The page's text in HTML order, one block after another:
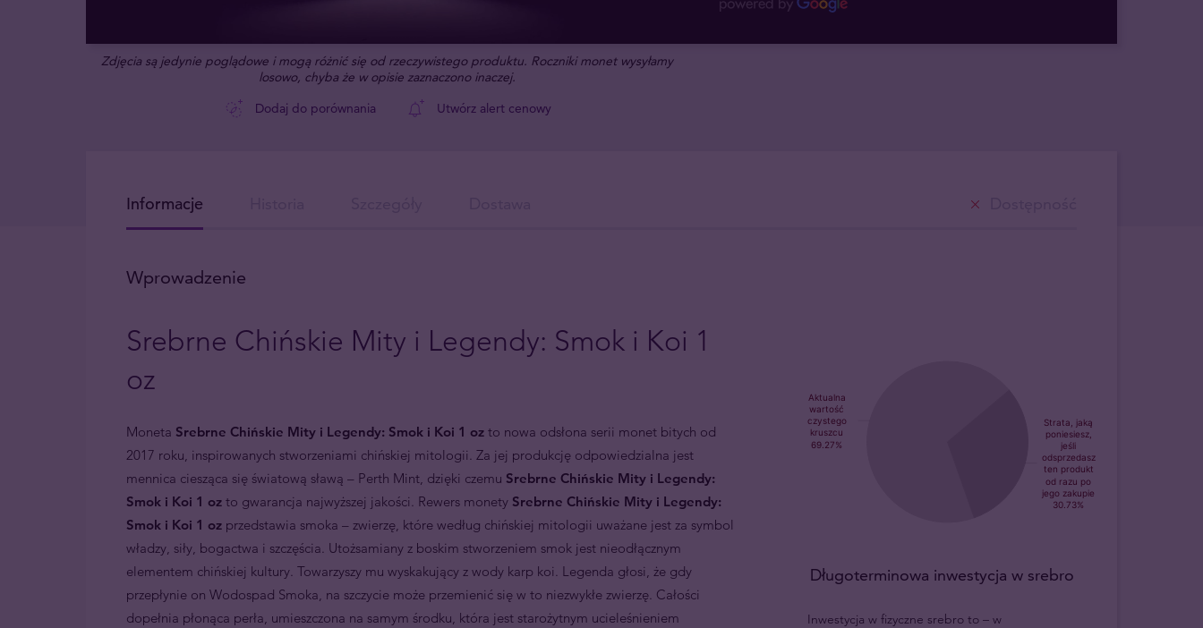
Zdjęcia są jedynie poglądowe i mogą różnić się od rzeczywistego produktu. Roczniki monet wysyłamy
losowo, chyba że w opisie zaznaczono inaczej.
Dodaj do porównania
Utwórz alert cenowy
Informacje
Wprowadzenie
Srebrne Chińskie Mity i Legendy: Smok i Koi 1
oz
Moneta Srebrne Chińskie Mity i Legendy: Smok i Koi 1 oz to nowa odsłona serii monet bitych od
2017 roku, inspirowanych stworzeniami chińskiej mitologii. Za jej produkcję odpowiedzialna jest
mennica ciesząca się światową sławą – Perth Mint, dzięki czemu Srebrne Chińskie Mity i Legendy:
Smok i Koi 1 oz to gwarancja najwyższej jakości. Rewers monety Srebrne Chińskie Mity i Legendy:
Smok i Koi 1 oz przedstawia smoka – zwierzę, które według chińskiej mitologii uważane jest za symbol
władzy, siły, bogactwa i szczęścia. Utożsamiany z boskim stworzeniem smok jest nieodłącznym
elementem chińskiej kultury. Towarzyszy mu wyskakujący z wody karp koi. Legenda głosi, że gdy
przepłynie on Wodospad Smoka, na szczycie może przemienić się w to niezwykłe zwierzę. Całości
dopełnia płonąca perła, umieszczona na samym środku, która jest starożytnym ucieleśnieniem
Długoterminowa inwestycja w srebro
Inwestycja w fizyczne srebro to – w